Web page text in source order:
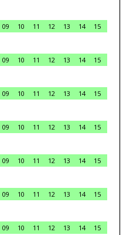
09 10 11 12 13 14
15
09 10 11 12 13 14
15
09 10 11 12 13 14
15
09 10 11 12 13 14
15
09 10 11 12 13 14
15
09 10 11 12 13 14
15
09 10 11 12 13 14
15